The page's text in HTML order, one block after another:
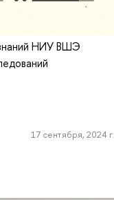
НИУ ВШЭ
17 сентября, 2024 г.